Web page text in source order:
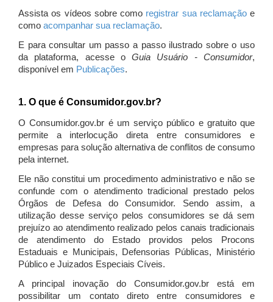
Assista os vídeos sobre como registrar sua reclamaçãoe
como acompanhar sua reclamação.
E para consultar um passo a passo ilustrado sobre o uso
da plataforma, acesse oGuia Usuário - Consumidor,
disponível em Publicações.
1. O que é Consumidor.gov.br?
O Consumidor.gov.br é um serviço público e gratuito que
permite a interlocução direta entre consumidores e
empresas para solução alternativa de conflitos de consumo
pela internet.
Ele não constitui um procedimento administrativo e não se
confunde com o atendimento tradicional prestado pelos
Órgãos de Defesa do Consumidor. Sendo assim, a
utilização desse serviço pelos consumidores se dá sem
prejuízo ao atendimento realizado pelos canais tradicionais
de atendimento do Estado providos pelos Procons
Estaduais e Municipais, Defensorias Públicas, Ministério
Público e Juizados Especiais Cíveis.
A principal inovação do Consumidor.gov.br está em
possibilitar um contato direto entre consumidores e